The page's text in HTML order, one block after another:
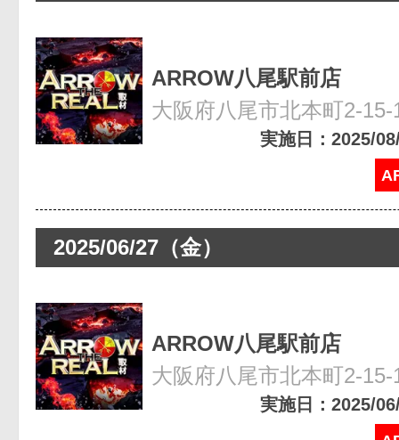
ARROW八尾駅前店
大阪府八尾市北本町2-15-
実施日：2025/
2025/06/27（金）
ARROW八尾駅前店
大阪府八尾市北本町2-15-
実施日：2025/